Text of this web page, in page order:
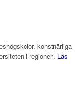
konstnärliga
i regionen. Läs